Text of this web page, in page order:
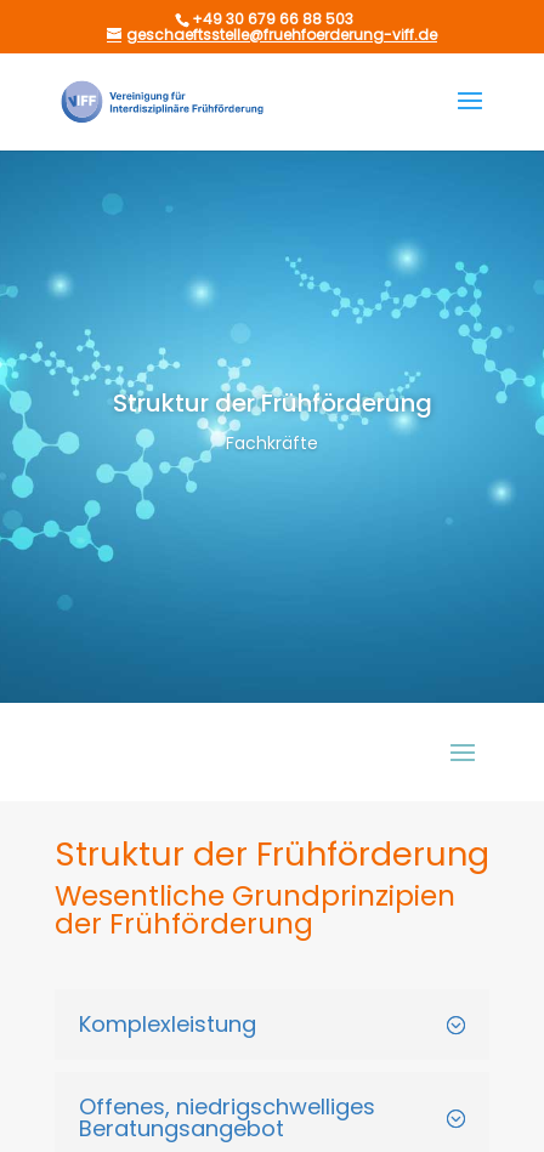
+49 30 679 66 88 503
geschaeftsstelle@fruehfoerderung-viff.de
Struktur der Frühförderung
Fachkräfte
Struktur der Frühförderung
Wesentliche Grundprinzipien
der Frühförderung
Komplexleistung
Offenes, niedrigschwelliges
Beratungsangebot